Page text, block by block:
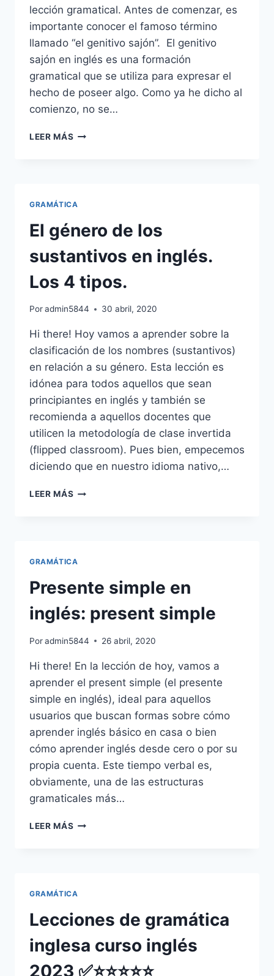
lección gramatical. Antes de comenzar, es
importante conocer el famoso término
llamado “el genitivo sajón”. El genitivo
sajón en inglés es una formación
gramatical que se utiliza para expresar el
hecho de poseer algo. Como ya he dicho al
comienzo, no se…
LEER MÁS
GRAMÁTICA
El género de los
sustantivos en inglés.
Los 4 tipos.
Poradmin5844 30 abril, 2020
Hi there! Hoy vamos a aprender sobre la
clasificación de los nombres (sustantivos)
en relación a su género. Esta lección es
idónea para todos aquellos que sean
principiantes en inglés y también se
recomienda a aquellos docentes que
utilicen la metodología de clase invertida
(flipped classroom). Pues bien, empecemos
diciendo que en nuestro idioma nativo,…
LEER MÁS EL
LOS
4
GRAMÁTICA
Presente simple en
inglés: present simple
Poradmin5844 26 abril, 2020
Hi there! En la lección de hoy, vamos a
aprender el present simple (el presente
simple en inglés), ideal para aquellos
usuarios que buscan formas sobre cómo
aprender inglés básico en casa o bien
cómo aprender inglés desde cero o por su
propia cuenta. Este tiempo verbal es,
obviamente, una de las estructuras
gramaticales más…
LEER MÁS PRESENTE
GRAMÁTICA
Lecciones de gramática
inglesa curso inglés
2023 ✅⭐⭐⭐⭐⭐